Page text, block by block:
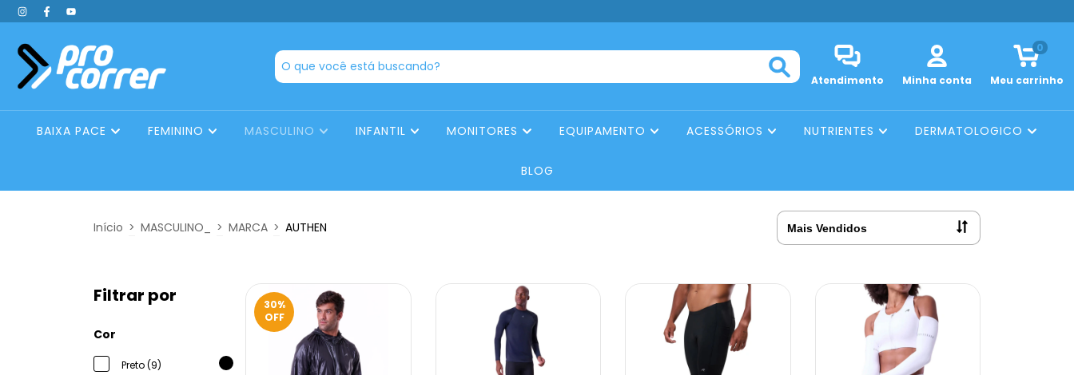
Atendimento Minha conta Meu carrinho
0
BAIXA PACE FEMININO MASCULINO INFANTIL MONITORES EQUIPAMENTO ACESSÓRIOS NUTRIENTES DERMATOLOGICO
BLOG
Início > MASCULINO_ > MARCA > AUTHEN
Filtrar por
Cor
Preto (9)
30%
OFF